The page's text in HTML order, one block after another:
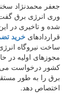
جعفر محمدنژاد
وری انرژی برق
شده و تاخیری در
قراردادهای خرید
ساخت نیروگاه
مجوزهای اولیه در
کشور درخواست می
برق را به طور
اختصاص دهد.